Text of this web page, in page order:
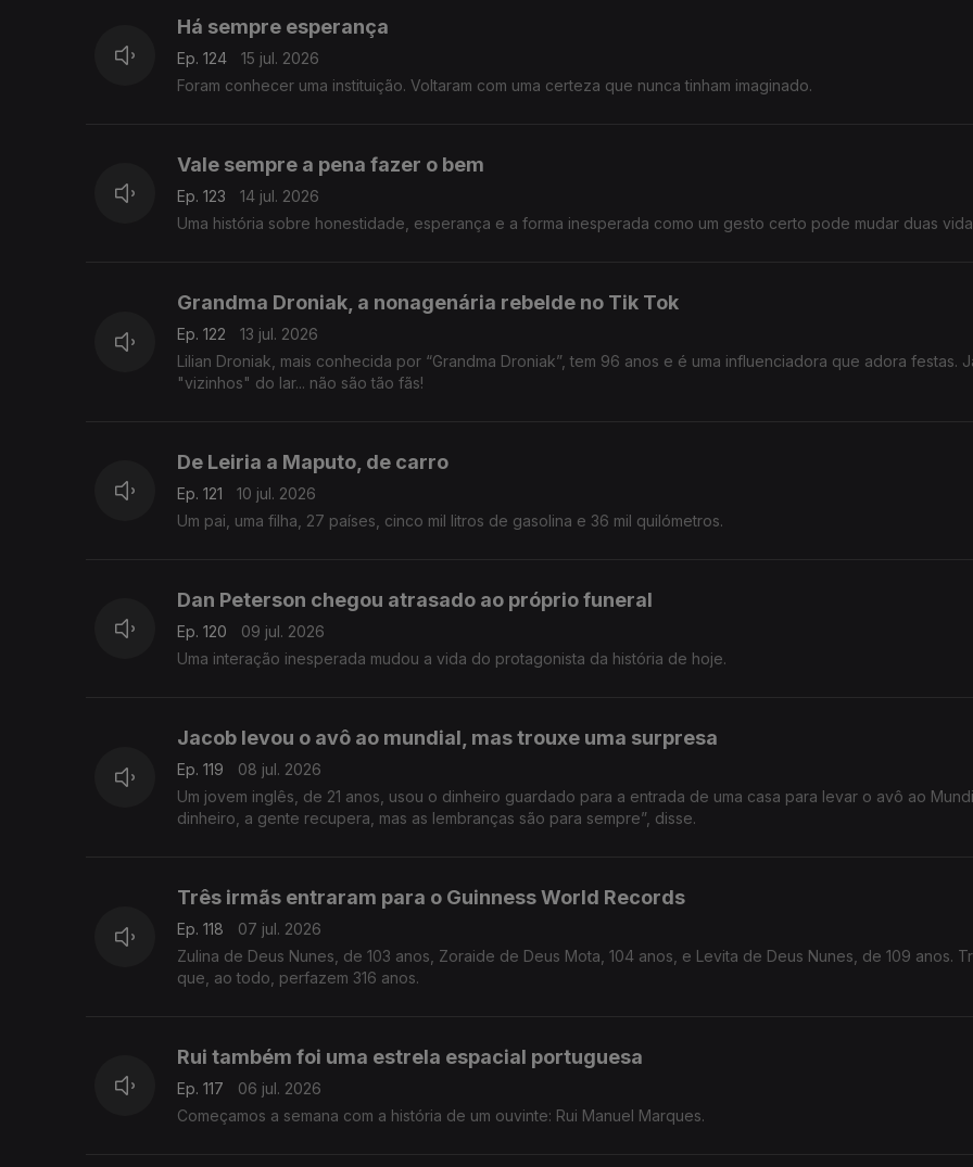
Há sempre esperança
Ep. 124
15 jul. 2026
Foram conhecer uma instituição. Voltaram com uma certeza que nunca tinham imaginado.
Vale sempre a pena fazer o bem
Ep. 123
14 jul. 2026
Uma história sobre honestidade, esperança e a forma inesperada como um gesto certo pode mudar duas
Grandma Droniak, a nonagenária rebelde no Tik Tok
Ep. 122
13 jul. 2026
Lilian Droniak, mais conhecida por “Grandma Droniak”, tem 96 anos e é uma influenciadora que adora festas.
"vizinhos" do lar... não são tão fãs!
De Leiria a Maputo, de carro
Ep. 121
10 jul. 2026
Um pai, uma filha, 27 países, cinco mil litros de gasolina e 36 mil quilómetros.
Dan Peterson chegou atrasado ao próprio funeral
Ep. 120
09 jul. 2026
Uma interação inesperada mudou a vida do protagonista da história de hoje.
Jacob levou o avô ao mundial, mas trouxe uma surpresa
Ep. 119
08 jul. 2026
Um jovem inglês, de 21 anos, usou o dinheiro guardado para a entrada de uma casa para levar o avô ao
dinheiro, a gente recupera, mas as lembranças são para sempre”, disse.
Três irmãs entraram para o Guinness World Records
Ep. 118
07 jul. 2026
Zulina de Deus Nunes, de 103 anos, Zoraide de Deus Mota, 104 anos, e Levita de Deus Nunes, de 109 anos.
que, ao todo, perfazem 316 anos.
Rui também foi uma estrela espacial portuguesa
Ep. 117
06 jul. 2026
Começamos a semana com a história de um ouvinte: Rui Manuel Marques.